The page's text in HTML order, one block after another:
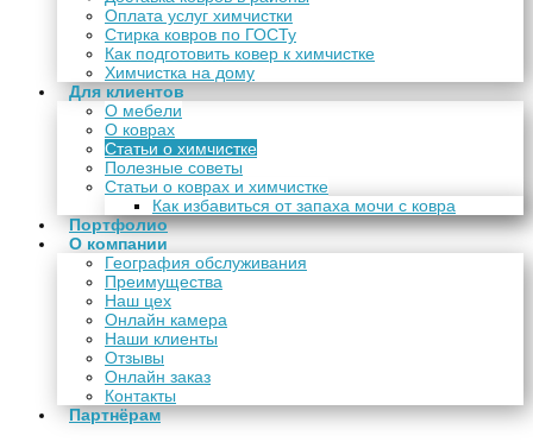
Оплата услуг химчистки
Стирка ковров по ГОСТу
Как подготовить ковер к химчистке
Химчистка на дому
Для клиентов
О мебели
О коврах
Статьи о химчистке
Полезные советы
Статьи о коврах и химчистке
Как избавиться от запаха мочи с ковра
Портфолио
О компании
География обслуживания
Преимущества
Наш цех
Онлайн камера
Наши клиенты
Отзывы
Онлайн заказ
Контакты
Партнёрам